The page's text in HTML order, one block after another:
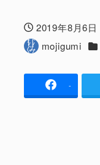
投稿日
2019年8月6日
著
者
mojigumi
-